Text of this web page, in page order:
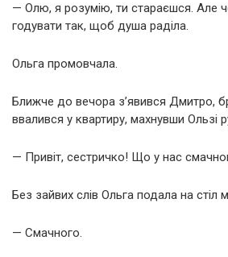
— Олю, я розумію, ти стараєшся. Але
годувати так, щоб душа раділа.
Ольга промовчала.
Ближче до вечора з’явився Дмитро,
ввалився у квартиру, махнувши Ользі
— Привіт, сестричко! Що у нас
Без зайвих слів Ольга подала на стіл
— Смачного.